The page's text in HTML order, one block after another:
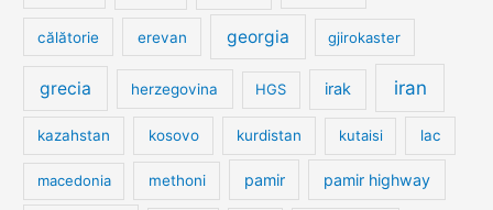
călătorie erevan georgia gjirokaster
grecia herzegovina HGS irak iran
kazahstan kosovo kurdistan kutaisi lac
macedonia methoni pamir pamir highway